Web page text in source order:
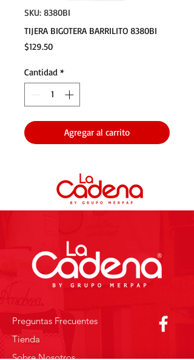
SKU: 8380BI
TIJERA BIGOTERA BARRILITO 8380BI
$129.50Precio
Cantidad *
Agregar al carrito
Preguntas Frecuentes
Tienda
Sobre Nosotros